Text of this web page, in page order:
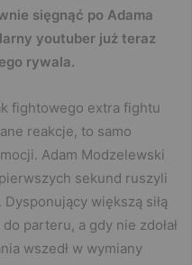
sięgnąć po Adama
youtuber już teraz
rywala.
fightowego extra fightu
reakcje, to samo
Adam Modzelewski
sekund ruszyli
większą siłą
parteru, a gdy nie zdołał
wszedł w wymiany